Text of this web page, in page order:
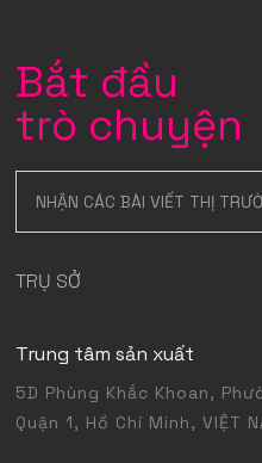
Bắt đầu
trò chuyện
TRỤ SỞ
Trung tâm sản xuất
5D Phùng Khắc Khoan,
Quận 1, Hồ Chí Minh, VIỆT